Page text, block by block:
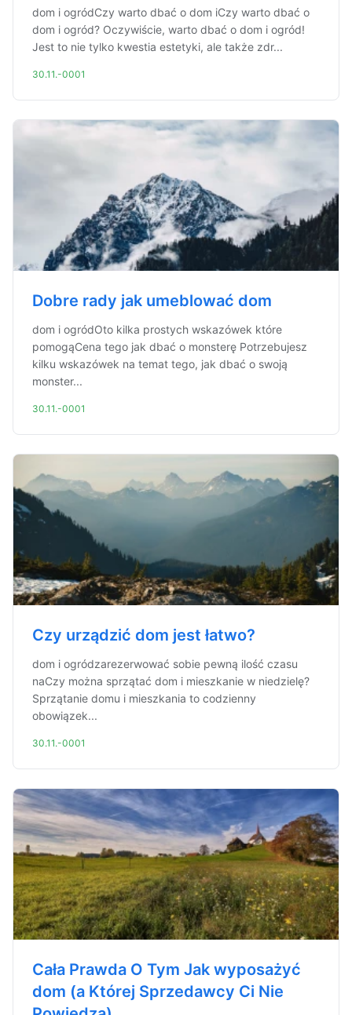
dom i ogródCzy warto dbać o dom iCzy warto dbać o
dom i ogród? Oczywiście, warto dbać o dom i ogród!
Jest to nie tylko kwestia estetyki, ale także zdr...
30.11.-0001
Dobre rady jak umeblować dom
dom i ogródOto kilka prostych wskazówek które
pomogąCena tego jak dbać o monsterę Potrzebujesz
kilku wskazówek na temat tego, jak dbać o swoją
monster...
30.11.-0001
Czy urządzić dom jest łatwo?
dom i ogródzarezerwować sobie pewną ilość czasu
naCzy można sprzątać dom i mieszkanie w niedzielę?
Sprzątanie domu i mieszkania to codzienny
obowiązek...
30.11.-0001
Cała Prawda O Tym Jak wyposażyć
dom (a Której Sprzedawcy Ci Nie